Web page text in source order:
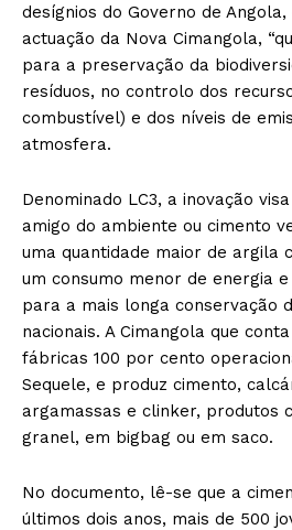
desígnios do Governo de
actuação da Nova Cimangola,
para a preservação da
resíduos, no controlo dos
combustível) e dos níveis de
atmosfera.
Denominado LC3, a inovação
amigo do ambiente ou cimento
uma quantidade maior de argila
um consumo menor de energia
para a mais longa conservação
nacionais. A Cimangola que
fábricas 100 por cento
Sequele, e produz cimento,
argamassas e clinker, produtos
granel, em bigbag ou em saco.
No documento, lê-se que a
últimos dois anos, mais de 500